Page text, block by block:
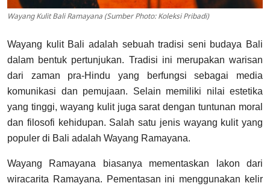
Wayang Kulit Bali Ramayana (Sumber Photo: Koleksi Pribadi)
Wayang kulit Bali adalah sebuah tradisi seni budaya Bali
dalam bentuk pertunjukan. Tradisi ini merupakan warisan
dari zaman pra-Hindu yang berfungsi sebagai media
komunikasi dan pemujaan. Selain memiliki nilai estetika
yang tinggi, wayang kulit juga sarat dengan tuntunan moral
dan filosofi kehidupan. Salah satu jenis wayang kulit yang
populer di Bali adalah Wayang Ramayana.
Wayang Ramayana biasanya mementaskan lakon dari
wiracarita Ramayana. Pementasan ini menggunakan kelir